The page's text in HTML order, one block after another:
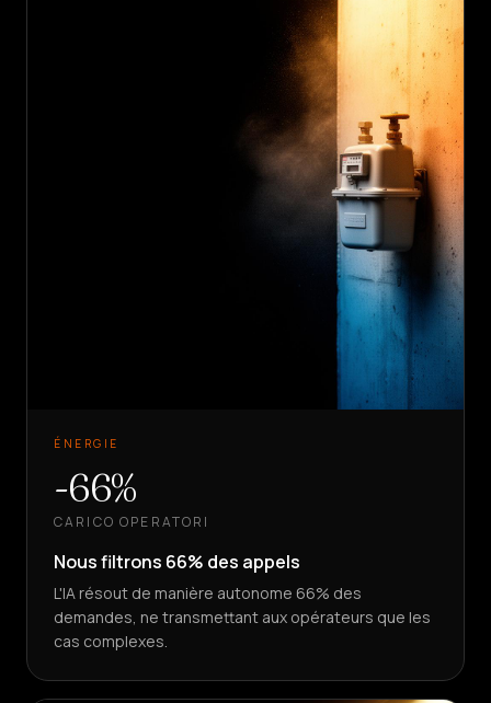
ÉNERGIE
-66%
CARICO OPERATORI
Nous filtrons 66% des appels
L'IA résout de manière autonome 66% des
demandes, ne transmettant aux opérateurs que les
cas complexes.